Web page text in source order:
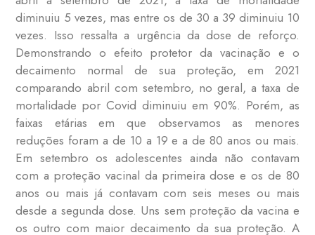
diminuiu 5 vezes, mas entre os de 30 a 39 diminuiu 10
vezes. Isso ressalta a urgência da dose de reforço.
Demonstrando o efeito protetor da vacinação e o
decaimento normal de sua proteção, em 2021
comparando abril com setembro, no geral, a taxa de
mortalidade por Covid diminuiu em 90%. Porém, as
faixas etárias em que observamos as menores
reduções foram a de 10 a 19 e a de 80 anos ou mais.
Em setembro os adolescentes ainda não contavam
com a proteção vacinal da primeira dose e os de 80
anos ou mais já contavam com seis meses ou mais
desde a segunda dose. Uns sem proteção da vacina e
os outro com maior decaimento da sua proteção. A